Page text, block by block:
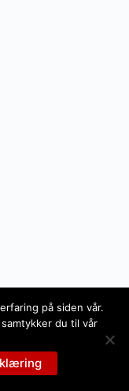
på siden vår.
du til vår